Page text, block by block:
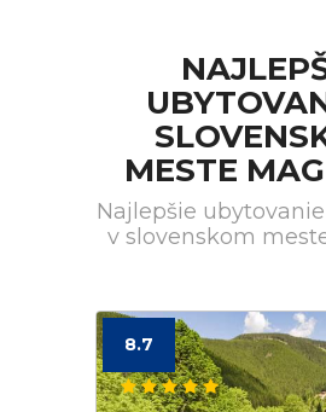
MESTE
Najlepšie
v slovenskom
8.7